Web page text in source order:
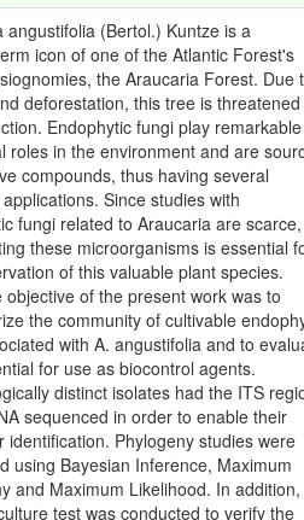
angustifolia (Bertol.) Kuntze is a
icon of one of the Atlantic Forest's
the Araucaria Forest. Due
deforestation, this tree is threatened
Endophytic fungi play remarkable
roles in the environment and are
compounds, thus having several
Since studies with
fungi related to Araucaria are scarce,
these microorganisms is essential
of this valuable plant species.
objective of the present work was to
the community of cultivable
with A. angustifolia and to
for use as biocontrol agents.
distinct isolates had the ITS
sequenced in order to enable their
identification. Phylogeny studies were
using Bayesian Inference, Maximum
and Maximum Likelihood. In addition,
test was conducted to verify the